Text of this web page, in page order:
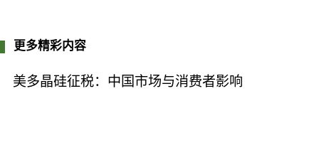
更多精彩内容
美多晶硅征税：中国市场与消费者影响